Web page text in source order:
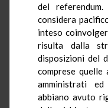
del
considera
inteso
risulta dalla
disposizioni del
comprese
amministrati
abbiano avuto